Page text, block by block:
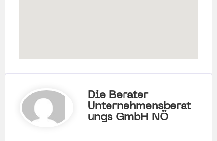
Die Berater
Unternehmensberat
Ungs GmbH NÖ